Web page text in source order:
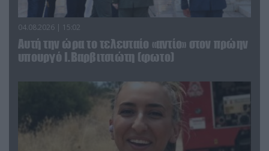
04.08.2026 | 15:02
Αυτή την ώρα το τελευταίο «αντίο» στον πρώην
υπουργό Ι.Βαρβιτσιώτη (φωτο)